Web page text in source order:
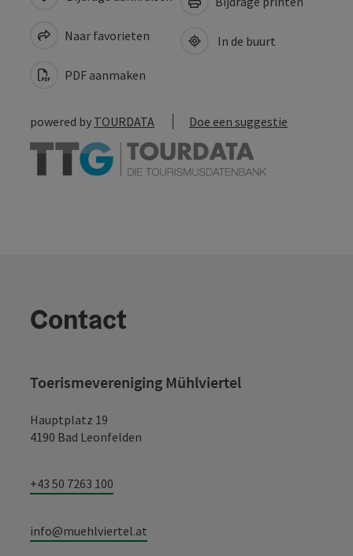
Naar favorieten
PDF aanmaken
In de buurt
powered by TOURDATA Doe een suggestie
Contact
Toerismevereniging Mühlviertel
Hauptplatz 19
4190 Bad Leonfelden
+43 50 7263 100
info@muehlviertel.at